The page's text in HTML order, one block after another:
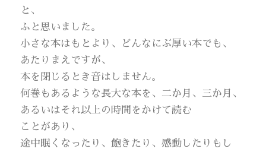
と、
ふと思いました。
小さな本はもとより、どんなにぶ厚い本でも、
あたりまえですが、
本を閉じるとき音はしません。
何巻もあるような長大な本を、二か月、三か月、
あるいはそれ以上の時間をかけて読む
ことがあり、
途中眠くなったり、飽きたり、感動したりもし